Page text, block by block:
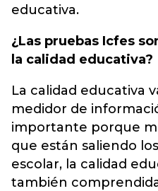
educativa.
¿Las pruebas Icfes
la calidad educativa?
La calidad educativa
medidor de
importante porque
que están saliendo
escolar, la calidad
también